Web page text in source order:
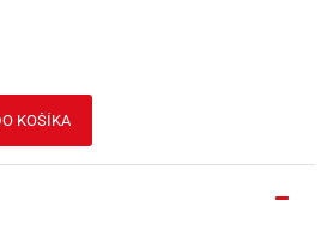
KOŠÍKA